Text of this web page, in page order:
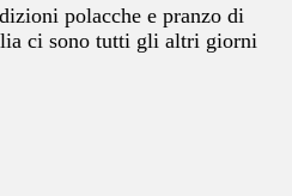
polacche e pranzo di
ci sono tutti gli altri giorni